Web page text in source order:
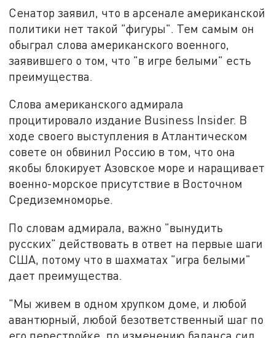
Сенатор заявил, что в арсенале американской
политики нет такой "фигуры". Тем самым он
обыграл слова американского военного,
заявившего о том, что "в игре белыми" есть
преимущества.
Слова американского адмирала
процитировало издание Business Insider. В
ходе своего выступления в Атлантическом
совете он обвинил Россию в том, что она
якобы блокирует Азовское море и наращивает
военно-морское присутствие в Восточном
Средиземноморье.
По словам адмирала, важно "вынудить
русских" действовать в ответ на первые шаги
США, потому что в шахматах "игра белыми"
дает преимущества.
"Мы живем в одном хрупком доме, и любой
авантюрный, любой безответственный шаг по
его перестройке, по изменению баланса сил